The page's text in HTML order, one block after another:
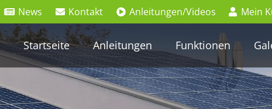
News Kontakt Anleitungen/Videos Mein
Startseite Anleitungen Funktionen